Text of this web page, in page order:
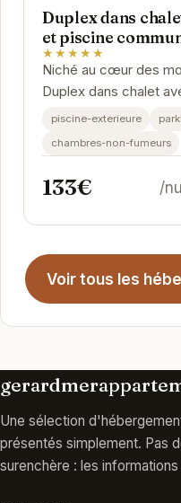
Duplex dans
et piscine
★★★★★
Niché au cœur des
Duplex dans chalet
commune vous offre
piscine-exterieure
chambres-non-fumeurs
133€ /
Voir tous les
Une sélection
présentés simplement. Pas
surenchère : les